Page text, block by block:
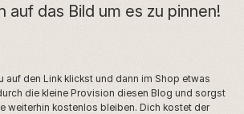
auf das Bild um es zu pinnen!
auf den Link klickst und dann im Shop etwas
die kleine Provision diesen Blog und sorgst
weiterhin kostenlos bleiben. Dich kostet der